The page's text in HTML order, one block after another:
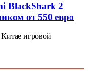
BlackShark 2
от 550 евро
игровой